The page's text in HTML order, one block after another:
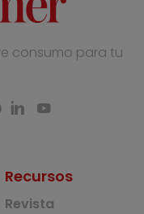
consumo para tu
Recursos
Revista